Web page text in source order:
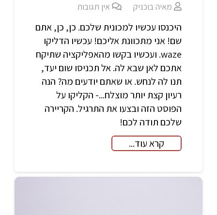
מאיה בוכניק אין תגובות
היכנסו עכשיו למכונית שלכם. כן, כן, אתם
שם! אני מתכוונת אליכם! עכשיו הדליקו
waze. ועכשיו בקשו מהאפליקציה שתיקח
אתכם לאן שבא לה. אל תכניסו שום יעד,
תנו לה לנחש. או שאתם יודעים מה? הנה
רעיון קצת יותר מוצלח...- הקליקו על
הפוסט הזה ובצעו את התרגיל. הקריירה
שלכם תודה לכם!
קרא עוד...